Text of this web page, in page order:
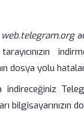
web.telegram.org
dosya yolu
indireceğiniz
bilgisayarınızın